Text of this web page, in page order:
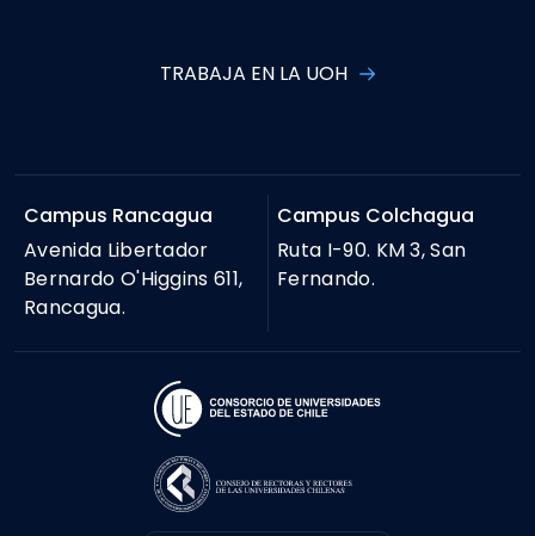
TRABAJA EN LA UOH
Campus Rancagua
Avenida Libertador
Bernardo O'Higgins 611,
Rancagua.
Campus Colchagua
Ruta I-90. KM 3, San
Fernando.